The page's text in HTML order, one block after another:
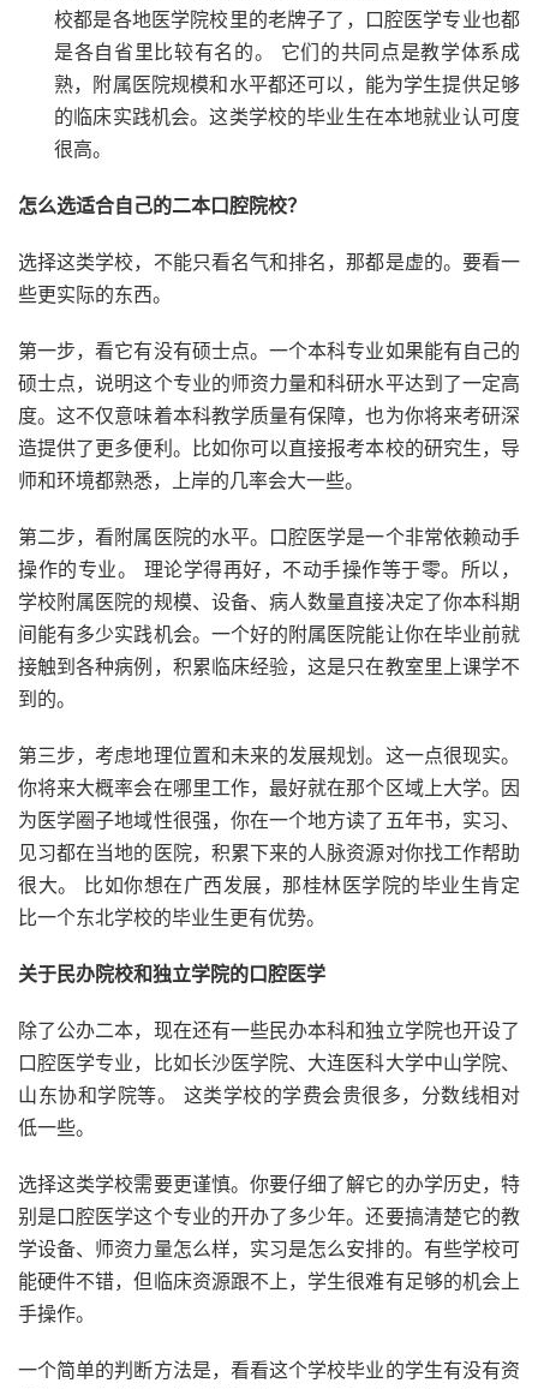
校都是各地医学院校里的老牌子了，口腔医学专业也都
是各自省里比较有名的。 它们的共同点是教学体系成
熟，附属医院规模和水平都还可以，能为学生提供足够
的临床实践机会。这类学校的毕业生在本地就业认可度
很高。
怎么选适合自己的二本口腔院校？
选择这类学校，不能只看名气和排名，那都是虚的。要看一
些更实际的东西。
第一步，看它有没有硕士点。一个本科专业如果能有自己的
硕士点，说明这个专业的师资力量和科研水平达到了一定高
度。这不仅意味着本科教学质量有保障，也为你将来考研深
造提供了更多便利。比如你可以直接报考本校的研究生，导
师和环境都熟悉，上岸的几率会大一些。
第二步，看附属医院的水平。口腔医学是一个非常依赖动手
操作的专业。 理论学得再好，不动手操作等于零。所以，
学校附属医院的规模、设备、病人数量直接决定了你本科期
间能有多少实践机会。一个好的附属医院能让你在毕业前就
接触到各种病例，积累临床经验，这是只在教室里上课学不
到的。
第三步，考虑地理位置和未来的发展规划。这一点很现实。
你将来大概率会在哪里工作，最好就在那个区域上大学。因
为医学圈子地域性很强，你在一个地方读了五年书，实习、
见习都在当地的医院，积累下来的人脉资源对你找工作帮助
很大。 比如你想在广西发展，那桂林医学院的毕业生肯定
比一个东北学校的毕业生更有优势。
关于民办院校和独立学院的口腔医学
除了公办二本，现在还有一些民办本科和独立学院也开设了
口腔医学专业，比如长沙医学院、大连医科大学中山学院、
山东协和学院等。 这类学校的学费会贵很多，分数线相对
低一些。
选择这类学校需要更谨慎。你要仔细了解它的办学历史，特
别是口腔医学这个专业的开办了多少年。还要搞清楚它的教
学设备、师资力量怎么样，实习是怎么安排的。有些学校可
能硬件不错，但临床资源跟不上，学生很难有足够的机会上
手操作。
一个简单的判断方法是，看看这个学校毕业的学生有没有资